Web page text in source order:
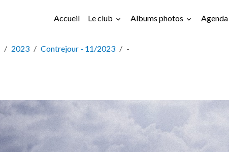
Accueil Le club Albums photos Agenda
2023 Contrejour - 11/2023 -